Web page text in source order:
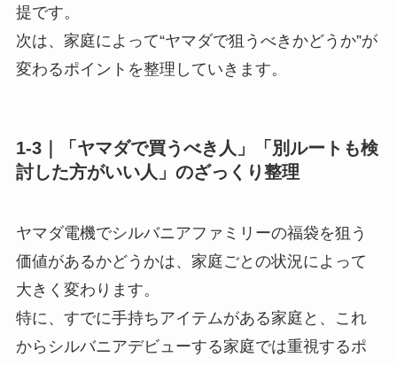
提です。
次は、家庭によって“ヤマダで狙うべきかどうか”が
変わるポイントを整理していきます。
1-3｜「ヤマダで買うべき人」「別ルートも検
討した方がいい人」のざっくり整理
ヤマダ電機でシルバニアファミリーの福袋を狙う
価値があるかどうかは、家庭ごとの状況によって
大きく変わります。
特に、すでに手持ちアイテムがある家庭と、これ
からシルバニアデビューする家庭では重視するポ